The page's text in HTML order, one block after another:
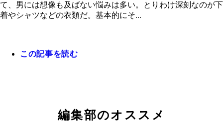
て、男には想像も及ばない悩みは多い。とりわけ深刻なのが下
着やシャツなどの衣類だ。基本的にそ...
この記事を読む
編集部のオススメ